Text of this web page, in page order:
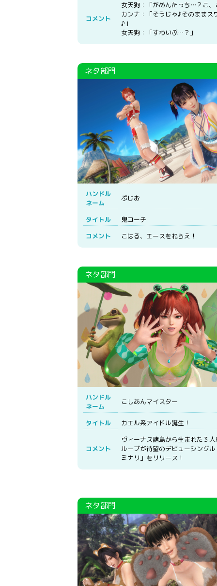
コメント
女天狗：「がめんたっち…？こ、
カンナ：「そうじゃ♪そのままス
♪」
女天狗：「すわいぷ…？」
ハンドル
ネーム
ぷじお
タイトル
鬼コーチ
コメント
こはる、エースをねらえ！
ハンドル
ネーム
こしあんマイスター
タイトル カエル系アイドル誕生！
コメント
ヴィーナス諸島から生まれた３
ループが待望のデビューシング
ミナリ」をリリース！